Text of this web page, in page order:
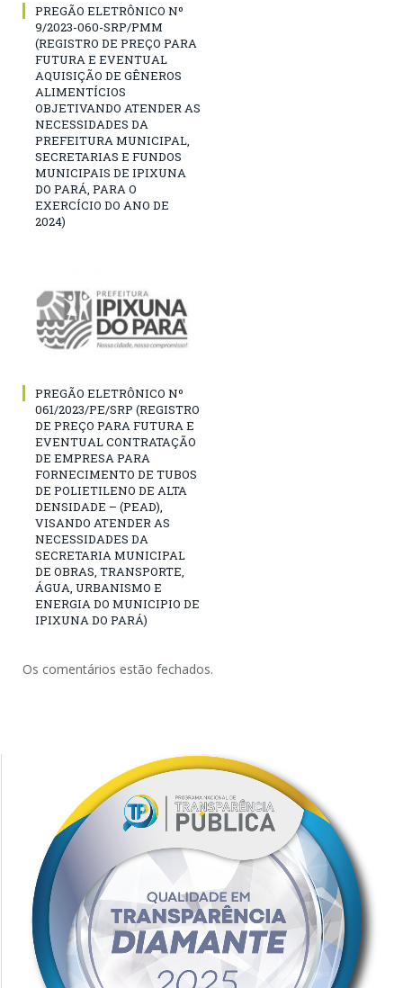
PREGÃO ELETRÔNICO Nº
9/2023-060-SRP/PMM
(REGISTRO DE PREÇO PARA
FUTURA E EVENTUAL
AQUISIÇÃO DE GÊNEROS
ALIMENTÍCIOS
OBJETIVANDO ATENDER AS
NECESSIDADES DA
PREFEITURA MUNICIPAL,
SECRETARIAS E FUNDOS
MUNICIPAIS DE IPIXUNA
DO PARÁ, PARA O
EXERCÍCIO DO ANO DE
2024)
PREGÃO ELETRÔNICO Nº
061/2023/PE/SRP (REGISTRO
DE PREÇO PARA FUTURA E
EVENTUAL CONTRATAÇÃO
DE EMPRESA PARA
FORNECIMENTO DE TUBOS
DE POLIETILENO DE ALTA
DENSIDADE – (PEAD),
VISANDO ATENDER AS
NECESSIDADES DA
SECRETARIA MUNICIPAL
DE OBRAS, TRANSPORTE,
ÁGUA, URBANISMO E
ENERGIA DO MUNICIPIO DE
IPIXUNA DO PARÁ)
Os comentários estão fechados.